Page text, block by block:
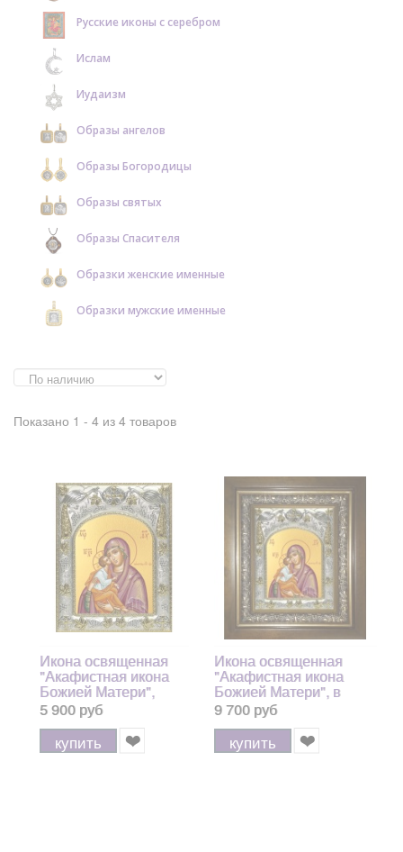
Русские иконы с серебром
Ислам
Иудаизм
Образы ангелов
Образы Богородицы
Образы святых
Образы Спасителя
Образки женские именные
Образки мужские именные
Показано 1 - 4 из 4 товаров
Икона освященная
"Акафистная икона
Божией Матери",
14x18 см
5 900 руб
купить
Икона освященная
"Акафистная икона
Божией Матери", в
киоте 20x24 см
9 700 руб
купить